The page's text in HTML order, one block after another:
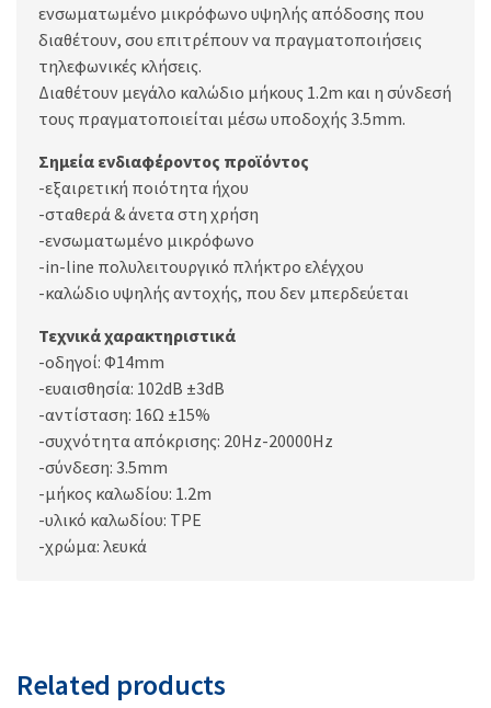
ενσωματωμένο μικρόφωνο υψηλής απόδοσης που
διαθέτουν, σου επιτρέπουν να πραγματοποιήσεις
τηλεφωνικές κλήσεις.
Διαθέτουν μεγάλο καλώδιο μήκους 1.2m και η σύνδεσή
τους πραγματοποιείται μέσω υποδοχής 3.5mm.
Σημεία ενδιαφέροντος προϊόντος
-εξαιρετική ποιότητα ήχου
-σταθερά & άνετα στη χρήση
-ενσωματωμένο μικρόφωνο
-in-line πολυλειτουργικό πλήκτρο ελέγχου
-καλώδιο υψηλής αντοχής, που δεν μπερδεύεται
Τεχνικά χαρακτηριστικά
-οδηγοί: Φ14mm
-ευαισθησία: 102dB ±3dB
-αντίσταση: 16Ω ±15%
-συχνότητα απόκρισης: 20Hz-20000Hz
-σύνδεση: 3.5mm
-μήκος καλωδίου: 1.2m
-υλικό καλωδίου: TPE
-χρώμα: λευκά
Related products